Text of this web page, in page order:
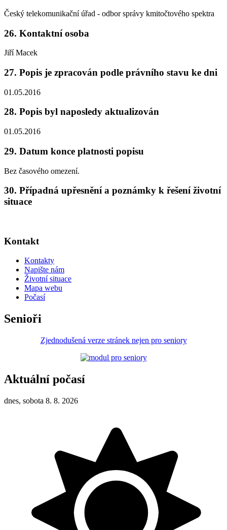
Český telekomunikační úřad - odbor správy kmitočtového spektra
26. Kontaktní osoba
Jiří Macek
27. Popis je zpracován podle právního stavu ke dni
01.05.2016
28. Popis byl naposledy aktualizován
01.05.2016
29. Datum konce platnosti popisu
Bez časového omezení.
30. Případná upřesnění a poznámky k řešení životní
situace
Kontakt
Kontakty
Napište nám
Životní situace
Mapa webu
Počasí
Senioři
Zjednodušená verze stránek nejen pro seniory
Aktuální počasí
dnes, sobota 8. 8. 2026